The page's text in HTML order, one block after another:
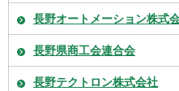
長野オートメーション株式
長野県商工会連合会
長野テクトロン株式会社